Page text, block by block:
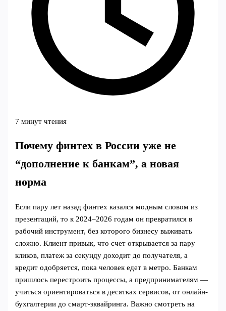
7 минут чтения
Почему финтех в России уже не
“дополнение к банкам”, а новая
норма
Если пару лет назад финтех казался модным словом из
презентаций, то к 2024–2026 годам он превратился в
рабочий инструмент, без которого бизнесу выживать
сложно. Клиент привык, что счет открывается за пару
кликов, платеж за секунду доходит до получателя, а
кредит одобряется, пока человек едет в метро. Банкам
пришлось перестроить процессы, а предпринимателям —
учиться ориентироваться в десятках сервисов, от онлайн-
бухгалтерии до смарт-эквайринга. Важно смотреть на